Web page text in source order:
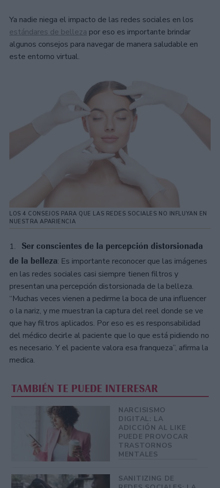
Ya nadie niega el impacto de las redes sociales en los
estándares de belleza por eso es importante brindar
algunos consejos para navegar de manera saludable en
este entorno virtual.
LOS 4 CONSEJOS PARA QUE LAS REDES SOCIALES NO INFLUYAN EN
NUESTRA APARIENCIA
1. Ser conscientes de la percepción distorsionada
de la belleza: Es importante reconocer que las imágenes
en las redes sociales casi siempre tienen filtros y
presentan una percepción distorsionada de la belleza.
“Muchas veces vienen a pedirme la boca de una influencer
o la nariz, y me muestran la captura del reel donde se ve
que hay filtros aplicados. Por eso es es responsabilidad
del médico decirle al paciente que lo que está pidiendo no
es necesario. Y el paciente valora esa franqueza”, afirma la
medica.
TAMBIÉN TE PUEDE INTERESAR
NARCISISMO
DIGITAL: LA
ADICCIÓN AL LIKE
PUEDE PROVOCAR
TRASTORNOS
MENTALES
SANITIZING DE